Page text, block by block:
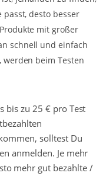
desto besser
mit großer
schnell und einfach
beim Testen
bis zu 25 € pro Test
solltest Du
anmelden. Je mehr
mehr gut bezahlte /